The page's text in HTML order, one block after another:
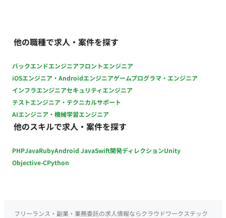
他の職種で求人・案件を探す
バックエンドエンジニアフロントエンジニア
iOSエンジニア・Androidエンジニアゲームプログラマ・エンジニア
インフラエンジニアセキュリティエンジニア
テストエンジニア・テクニカルサポート
AIエンジニア・機械学習エンジニア
他のスキルで求人・案件を探す
PHPJavaRubyAndroid JavaSwift開発ディレクションUnity
Objective-CPython
フリーランス・副業・業務委託の求人情報ならクラウドワークステック